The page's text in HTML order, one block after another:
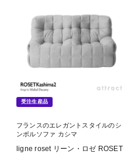
受注生産品
フランスのエレガントスタイルのシ
ンボルソファ カシマ
ligne roset リーン・ロゼ ROSET